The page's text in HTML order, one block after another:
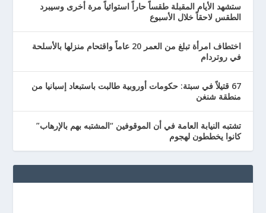
ستشهد الأيام المقبلة طقساً حاراً استوائياً مرة أخرى وسيبرد
الطقس لاحقاً خلال الأسبوع
اختطاف امرأة تبلغ من العمر 20 عاماً واقتحام منزلها بالأسلحة
في روتردام
67 قتيلاً في سبتة: حكومات أوروبية طالبت باستبعاد إسبانيا من
منطقة شنغن
تشتبه النيابة العامة في أن الموقوفين “المشتبه بهم بالإرهاب”
كانوا يخططون لهجوم